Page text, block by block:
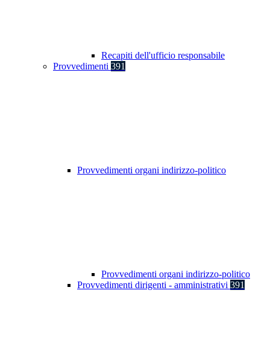
Recapiti dell'ufficio responsabile
Provvedimenti 391
Provvedimenti organi indirizzo-politico
Provvedimenti organi indirizzo-politico
Provvedimenti dirigenti - amministrativi 391